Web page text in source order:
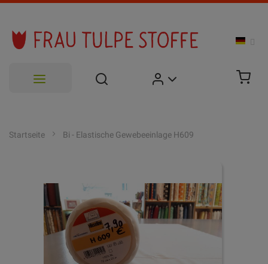
Startseite Bi - Elastische Gewebeeinlage H609
Bildgalerie
springen